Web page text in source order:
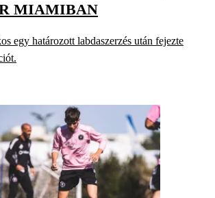
MIAMIBAN
egy határozott labdaszerzés után fejezte